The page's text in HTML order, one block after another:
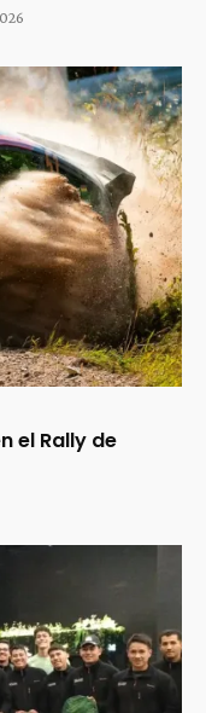
el Rally de